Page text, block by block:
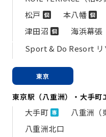
松戸 個 本八幡 個
津田沼 個
海浜幕張
Sport & Do Resort リ
東京
東京駅（八重洲）・大手町
大手町 専 八重洲（
八重洲北口